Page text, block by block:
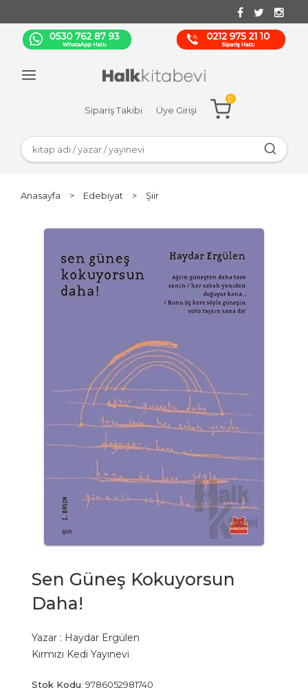
Sipariş Takibi Üye Girişi
0
Anasayfa > Edebiyat > Şiir
Sen Güneş Kokuyorsun
Daha!
Yazar : Haydar Ergülen
Kırmızı Kedi Yayınevi
Stok Kodu: 9786052981740